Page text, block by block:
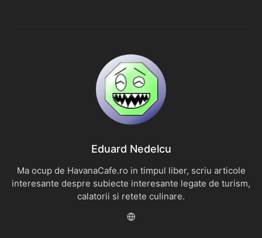
Eduard Nedelcu
Ma ocup de HavanaCafe.ro in timpul liber, scriu articole
interesante despre subiecte interesante legate de turism,
calatorii si retete culinare.